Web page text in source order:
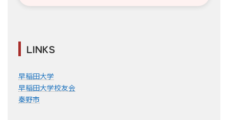
LINKS
早稲田大学
早稲田大学校友会
秦野市